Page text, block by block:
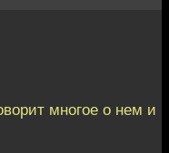
многое о нем и